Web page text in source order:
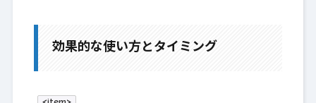
効果的な使い方とタイミング